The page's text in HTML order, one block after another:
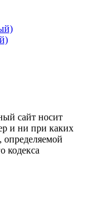
сайт носит
и ни при каких
определяемой
кодекса